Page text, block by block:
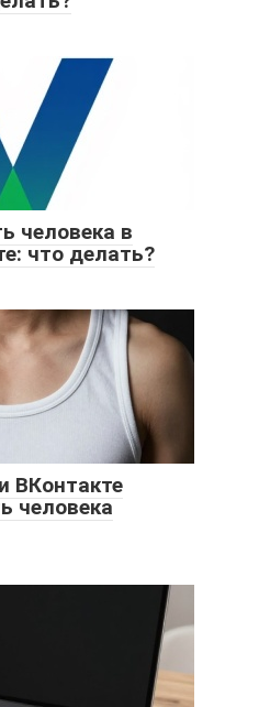
человека в
что делать?
ВКонтакте
человека